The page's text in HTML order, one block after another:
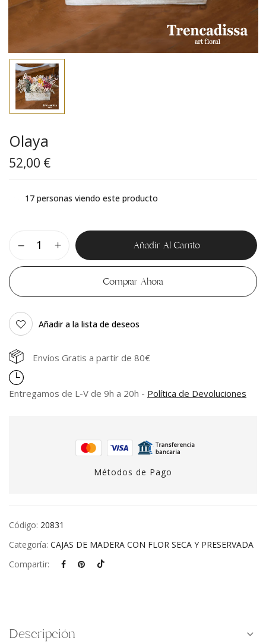
Olaya
52,00 €
17 personas viendo este producto
Añadir Al Carrito
Comprar Ahora
Añadir a la lista de deseos
Envíos Gratis a partir de 80€
Entregamos de L-V de 9h a 20h - Política de Devoluciones
Métodos de Pago
Código: 20831
Categoría: CAJAS DE MADERA CON FLOR SECA Y PRESERVADA
Compartir:
Descripción